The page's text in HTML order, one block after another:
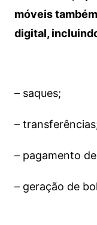
móveis
digital,
– saques;
–
– pagamento
– geração de